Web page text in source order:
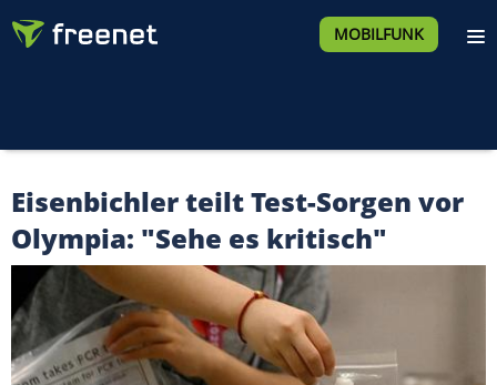
MOBILFUNK
Eisenbichler teilt Test-Sorgen vor
Olympia: "Sehe es kritisch"